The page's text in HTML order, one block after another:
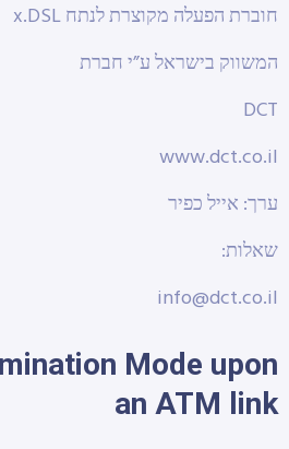
חוברת הפעלה מקוצרת לנתח x.DSL
המשווק בישראל ע”י חברת
DCT
www.dct.co.il
ערך: אייל כפיר
שאלות:
info@dct.co.il
Mode upon
an ATM link